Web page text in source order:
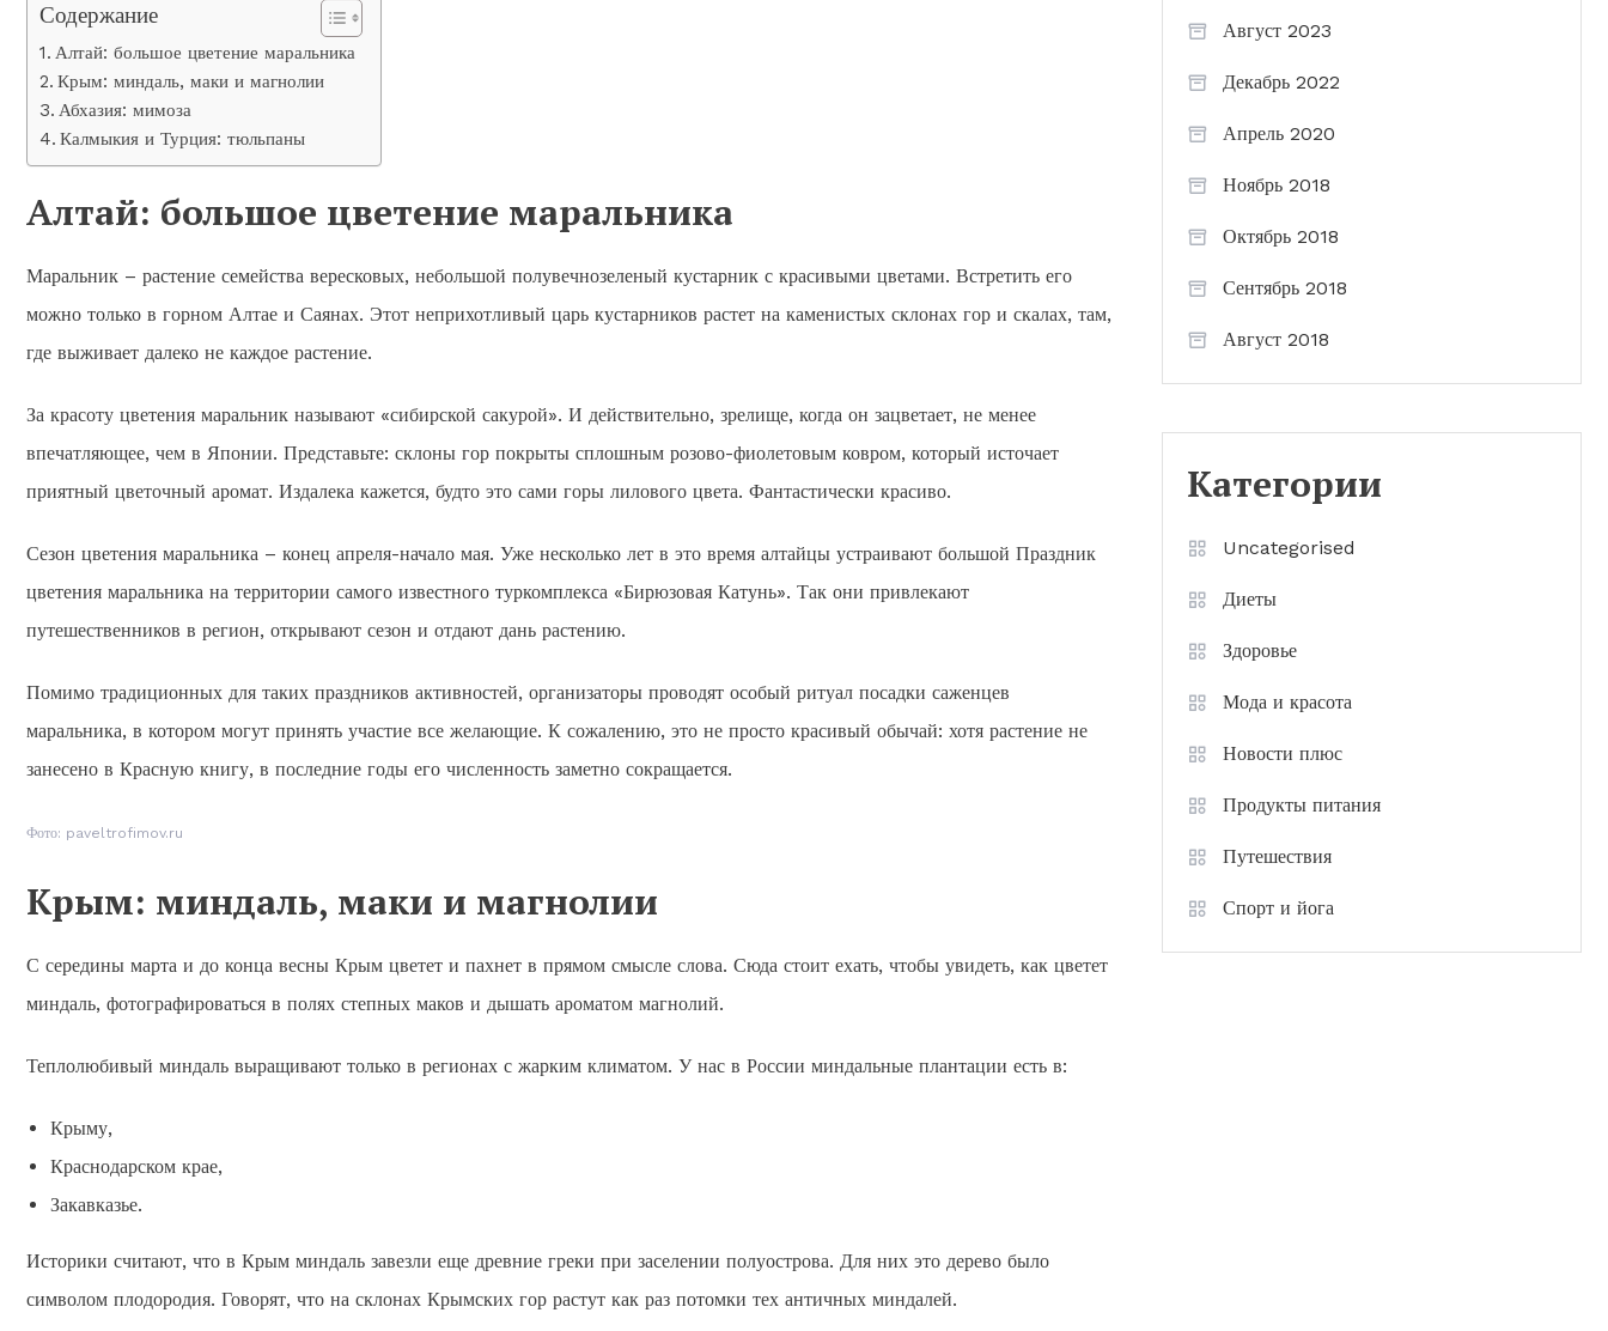
Содержание
Алтай: большое цветение маральника
Крым: миндаль, маки и магнолии
Абхазия: мимоза
Калмыкия и Турция: тюльпаны
Алтай: большое цветение маральника
Маральник – растение семейства вересковых, небольшой полувечнозеленый кустарник с красивыми цветами. Встретить его
можно только в горном Алтае и Саянах. Этот неприхотливый царь кустарников растет на каменистых склонах гор и скалах, там,
где выживает далеко не каждое растение.
За красоту цветения маральник называют «сибирской сакурой». И действительно, зрелище, когда он зацветает, не менее
впечатляющее, чем в Японии. Представьте: склоны гор покрыты сплошным розово-фиолетовым ковром, который источает
приятный цветочный аромат. Издалека кажется, будто это сами горы лилового цвета. Фантастически красиво.
Сезон цветения маральника – конец апреля-начало мая. Уже несколько лет в это время алтайцы устраивают большой Праздник
цветения маральника на территории самого известного туркомплекса «Бирюзовая Катунь». Так они привлекают
путешественников в регион, открывают сезон и отдают дань растению.
Помимо традиционных для таких праздников активностей, организаторы проводят особый ритуал посадки саженцев
маральника, в котором могут принять участие все желающие. К сожалению, это не просто красивый обычай: хотя растение не
занесено в Красную книгу, в последние годы его численность заметно сокращается.
Фото: paveltrofimov.ru
Крым: миндаль, маки и магнолии
С середины марта и до конца весны Крым цветет и пахнет в прямом смысле слова. Сюда стоит ехать, чтобы увидеть, как цветет
миндаль, фотографироваться в полях степных маков и дышать ароматом магнолий.
Теплолюбивый миндаль выращивают только в регионах с жарким климатом. У нас в России миндальные плантации есть в:
Крыму,
Краснодарском крае,
Закавказье.
Историки считают, что в Крым миндаль завезли еще древние греки при заселении полуострова. Для них это дерево было
символом плодородия. Говорят, что на склонах Крымских гор растут как раз потомки тех античных миндалей.
Август 2023
Декабрь 2022
Апрель 2020
Ноябрь 2018
Октябрь 2018
Сентябрь 2018
Август 2018
Категории
Uncategorised
Диеты
Здоровье
Мода и красота
Новости плюс
Продукты питания
Путешествия
Спорт и йога